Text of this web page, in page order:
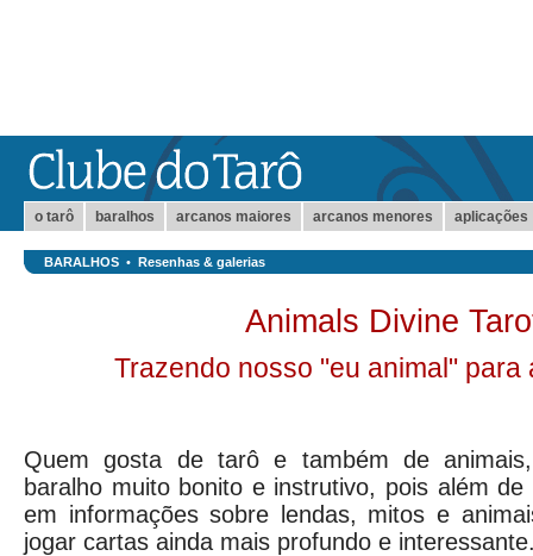
o tarô baralhos arcanos maiores arcanos menores aplicações
BARALHOS • Resenhas & galerias
Animals Divine
Trazendo nosso "eu animal" para
Quem gosta de tarô e também de
baralho muito bonito e instrutivo, pois além
em informações sobre lendas, mitos e
jogar cartas ainda mais profundo e